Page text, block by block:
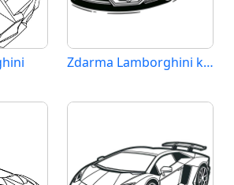
Zdarma Lamborghini k Tisku pro Děti